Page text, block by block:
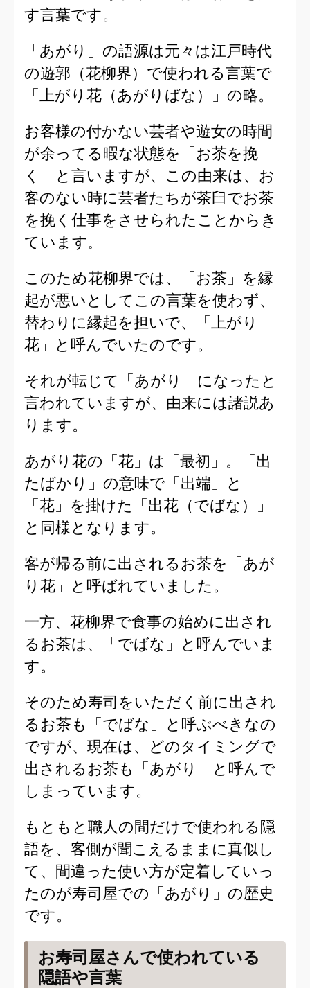
す言葉です。
「あがり」の語源は元々は江戸時代
の遊郭（花柳界）で使われる言葉で
「上がり花（あがりばな）」の略。
お客様の付かない芸者や遊女の時間
が余ってる暇な状態を「お茶を挽
く」と言いますが、この由来は、お
客のない時に芸者たちが茶臼でお茶
を挽く仕事をさせられたことからき
ています。
このため花柳界では、「お茶」を縁
起が悪いとしてこの言葉を使わず、
替わりに縁起を担いで、「上がり
花」と呼んでいたのです。
それが転じて「あがり」になったと
言われていますが、由来には諸説あ
ります。
あがり花の「花」は「最初」。「出
たばかり」の意味で「出端」と
「花」を掛けた「出花（でばな）」
と同様となります。
客が帰る前に出されるお茶を「あが
り花」と呼ばれていました。
一方、花柳界で食事の始めに出され
るお茶は、「でばな」と呼んでいま
す。
そのため寿司をいただく前に出され
るお茶も「でばな」と呼ぶべきなの
ですが、現在は、どのタイミングで
出されるお茶も「あがり」と呼んで
しまっています。
もともと職人の間だけで使われる隠
語を、客側が聞こえるままに真似し
て、間違った使い方が定着していっ
たのが寿司屋での「あがり」の歴史
です。
お寿司屋さんで使われている
隠語や言葉